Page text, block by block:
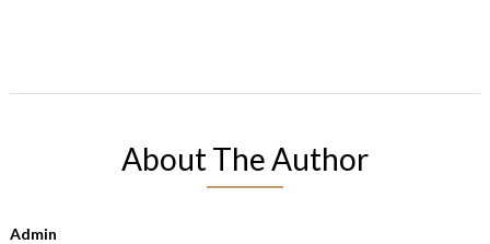
About The Author
Admin